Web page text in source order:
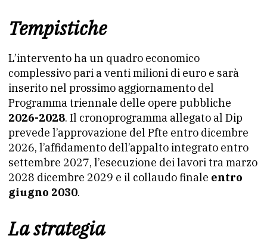
Tempistiche
L’intervento ha un quadro economico
complessivo pari a venti milioni di euro e sarà
inserito nel prossimo aggiornamento del
Programma triennale delle opere pubbliche
2026-2028. Il cronoprogramma allegato al Dip
prevede l’approvazione del Pfte entro dicembre
2026, l’affidamento dell’appalto integrato entro
settembre 2027, l’esecuzione dei lavori tra marzo
2028 dicembre 2029 e il collaudo finale entro
giugno 2030.
La strategia